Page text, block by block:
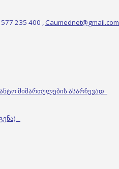
235 400 ,Caumednet@gmail.com
მიმართულების ასარჩევად